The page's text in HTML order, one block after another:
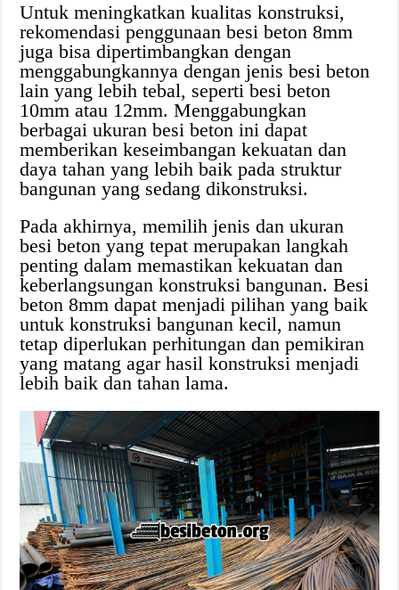
Untuk meningkatkan kualitas konstruksi,
rekomendasi penggunaan besi beton 8mm
juga bisa dipertimbangkan dengan
menggabungkannya dengan jenis besi beton
lain yang lebih tebal, seperti besi beton
10mm atau 12mm. Menggabungkan
berbagai ukuran besi beton ini dapat
memberikan keseimbangan kekuatan dan
daya tahan yang lebih baik pada struktur
bangunan yang sedang dikonstruksi.
Pada akhirnya, memilih jenis dan ukuran
besi beton yang tepat merupakan langkah
penting dalam memastikan kekuatan dan
keberlangsungan konstruksi bangunan. Besi
beton 8mm dapat menjadi pilihan yang baik
untuk konstruksi bangunan kecil, namun
tetap diperlukan perhitungan dan pemikiran
yang matang agar hasil konstruksi menjadi
lebih baik dan tahan lama.